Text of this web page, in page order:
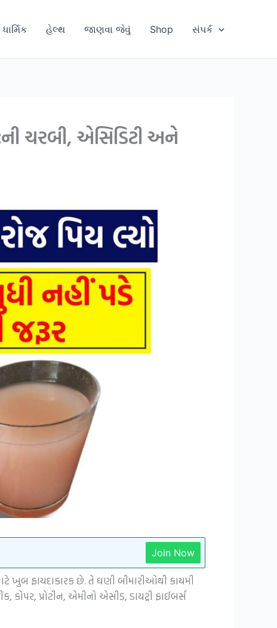
ધાર્મિક હેલ્થ જાણવા જેવું Shop સંપર્ક
ચરબી, એસિડિટી અને
Join Now
ફાયદાકારક છે. તે ઘણી બીમારીઓથી કાયમી
પ્રોટીન, એમીનો એસીડ, ડાયટ્રી ફાઈબર્સ